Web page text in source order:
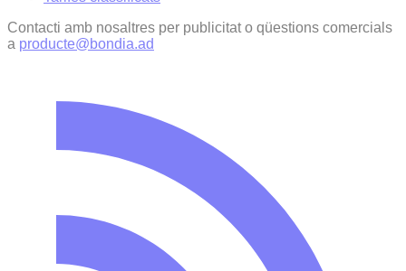
Contacti amb nosaltres per publicitat o qüestions comercials
a producte@bondia.ad